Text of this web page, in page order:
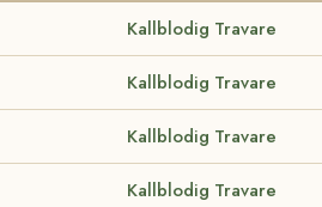
Kallblodig Travare
Kallblodig Travare
Kallblodig Travare
Kallblodig Travare